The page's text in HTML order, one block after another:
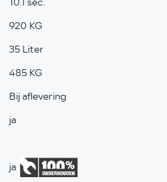
920 KG
35 Liter
485 KG
Bij aflevering
ja
ja